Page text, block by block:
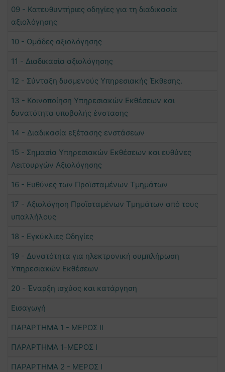
09 - Κατευθυντήριες οδηγίες για τη διαδικασία
αξιολόγησης
10 - Ομάδες αξιολόγησης
11 - Διαδικασία αξιολόγησης
12 - Σύνταξη δυσμενούς Υπηρεσιακής Έκθεσης.
13 - Κοινοποίηση Υπηρεσιακών Εκθέσεων και
δυνατότητα υποβολής ένστασης
14 - Διαδικασία εξέτασης ενστάσεων
15 - Σημασία Υπηρεσιακών Εκθέσεων και ευθύνες
Λειτουργών Αξιολόγησης
16 - Ευθύνες των Προϊσταμένων Τμημάτων
17 - Αξιολόγηση Προϊσταμένων Τμημάτων από τους
υπαλλήλους
18 - Εγκύκλιες Οδηγίες
19 - Δυνατότητα για ηλεκτρονική συμπλήρωση
Υπηρεσιακών Εκθέσεων
20 - Έναρξη ισχύος και κατάργηση
Εισαγωγή
ΠΑΡΑΡΤΗΜΑ 1 - ΜΕΡΟΣ ΙΙ
ΠΑΡΑΡΤΗΜΑ 1-ΜΕΡΟΣ Ι
ΠΑΡΑΡΤΗΜΑ 2 - ΜΕΡΟΣ Ι